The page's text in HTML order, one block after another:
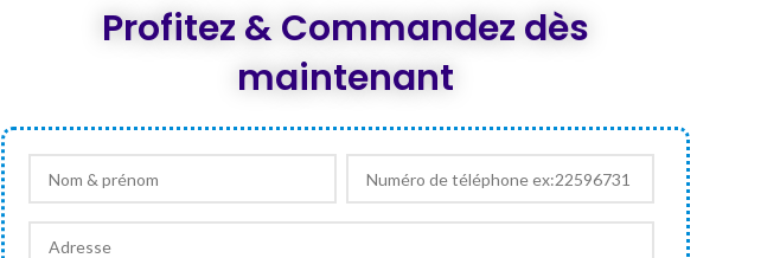
Profitez & Commandez dès
maintenant